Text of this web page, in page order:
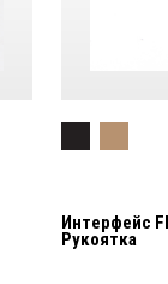
Интерфейс
Рукоятка